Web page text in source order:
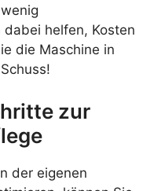
helfen, Kosten
die Maschine in
zur
der eigenen